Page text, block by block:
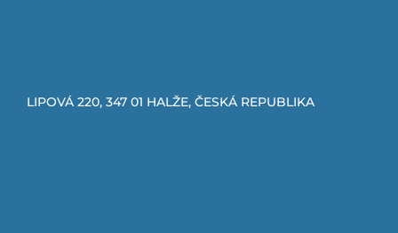
LIPOVÁ 220, 347 01 HALŽE, ČESKÁ REPUBLIKA